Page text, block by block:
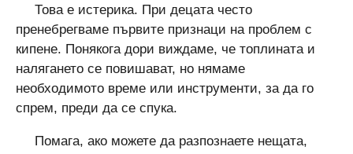
Това е истерика. При децата често
пренебрегваме първите признаци на проблем с
кипене. Понякога дори виждаме, че топлината и
налягането се повишават, но нямаме
необходимото време или инструменти, за да го
спрем, преди да се спука.
Помага, ако можете да разпознаете нещата,